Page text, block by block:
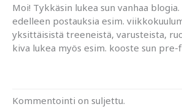
Moi! Tykkäsin lukea sun vanhaa
edelleen postauksia esim.
yksittäisistä treeneistä, varusteista,
kiva lukea myös esim. kooste sun pre-
Kommentointi on suljettu.